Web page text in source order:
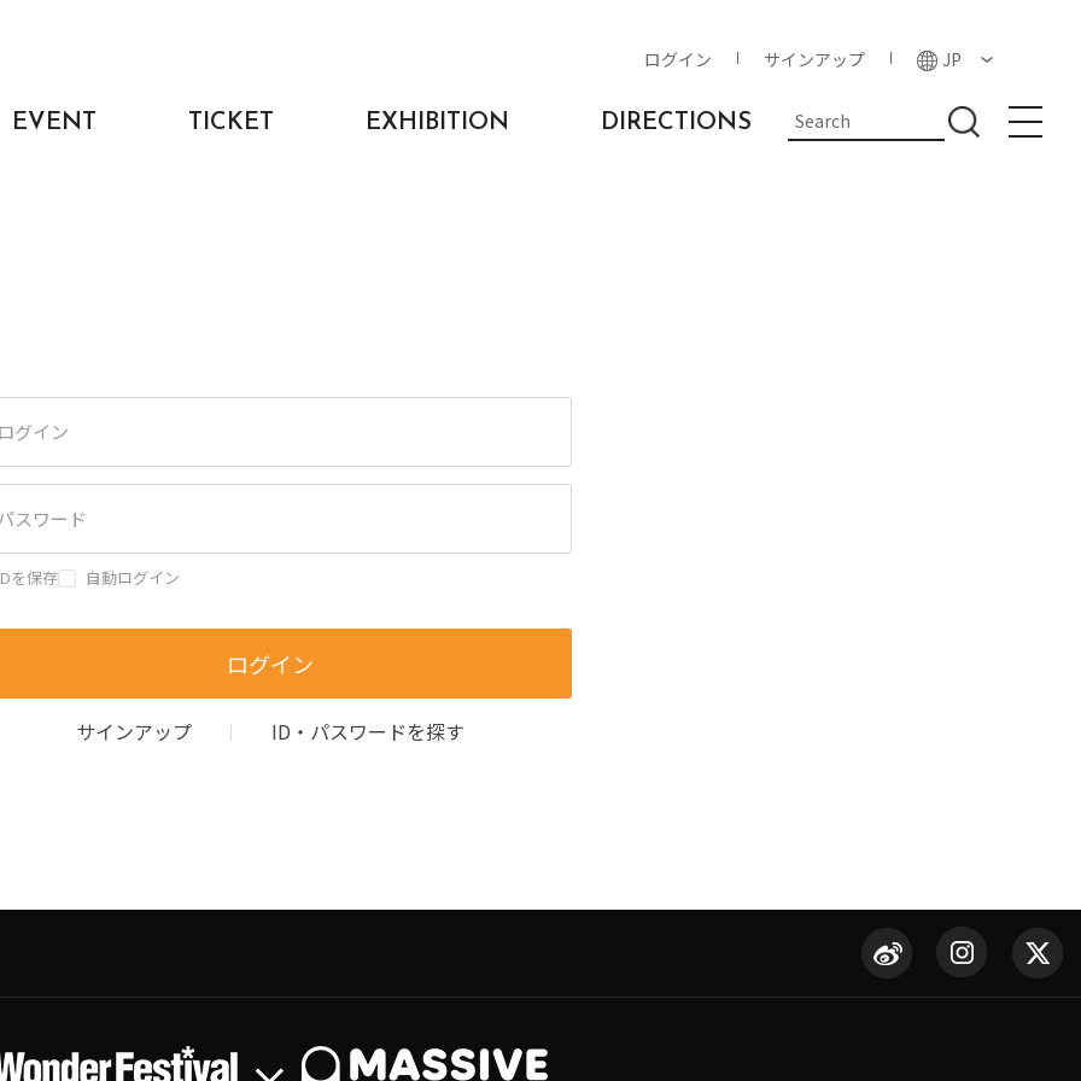
ログイン サインアップ JP
EVENT TICKET EXHIBITION DIRECTIONS
を保存 自動ログイン
ログイン
サインアップ ID・パスワードを探す